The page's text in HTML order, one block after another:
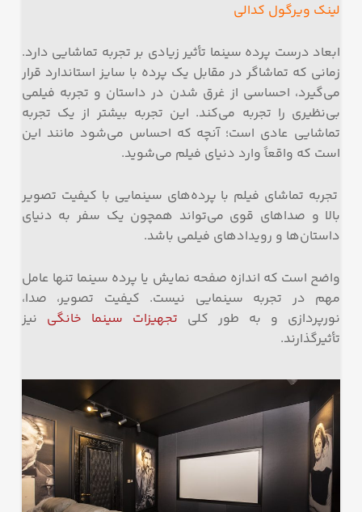
لینک ویرگول کدالی
ابعاد درست پرده سینما تأثیر زیادی بر تجربه تماشایی دارد.
زمانی که تماشاگر در مقابل یک پرده با سایز استاندارد قرار
می‌گیرد، احساسی از غرق شدن در داستان و تجربه فیلمی
بی‌نظیری را تجربه می‌کند. این تجربه بیشتر از یک تجربه
تماشایی عادی است؛ آنچه که احساس می‌شود مانند این
است که واقعاً وارد دنیای فیلم می‌شوید.
تجربه تماشای فیلم با پرده‌های سینمایی با کیفیت تصویر
بالا و صداهای قوی می‌تواند همچون یک سفر به دنیای
داستان‌ها و رویدادهای فیلمی باشد.
واضح است که اندازه صفحه نمایش یا پرده سینما تنها عامل
مهم در تجربه سینمایی نیست. کیفیت تصویر، صدا،
نورپردازی و به طور کلی تجهیزات سینما خانگی نیز
تأثیرگذارند.